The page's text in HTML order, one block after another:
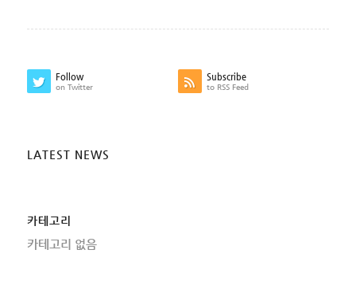
Follow
on Twitter
Subscribe
to RSS Feed
LATEST NEWS
카테고리
카테고리 없음